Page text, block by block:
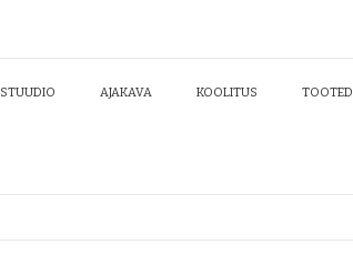
STUUDIO AJAKAVA KOOLITUS TOOTED